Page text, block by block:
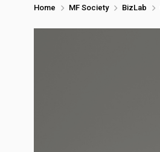
Home MF Society BizLab